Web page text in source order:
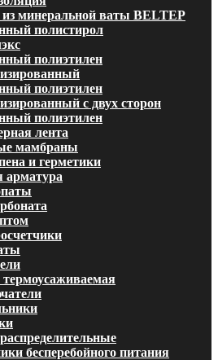
минеральной ваты BELTEP
полистирол
полиэтилен
полиэтилен
с двух сторон
полиэтилен
лента
мамбраны
и герметики
арматура
термоусаживаемая
бесперебойного питания